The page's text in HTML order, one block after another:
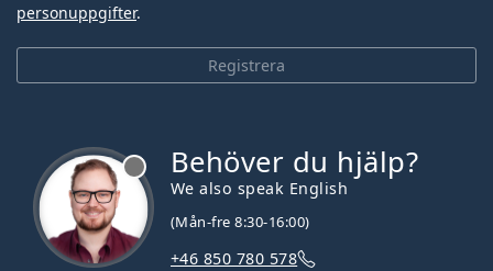
Registrera
personuppgifter.
Behöver du hjälp?
We also speak English
(Mån-fre 8:30-16:00)
+46 850 780 578